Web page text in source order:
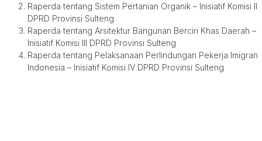
Raperda tentang Sistem Pertanian Organik – Inisiatif Komisi II
DPRD Provinsi Sulteng
Raperda tentang Arsitektur Bangunan Berciri Khas Daerah –
Inisiatif Komisi III DPRD Provinsi Sulteng
Raperda tentang Pelaksanaan Perlindungan Pekerja Imigran
Indonesia – Inisiatif Komisi IV DPRD Provinsi Sulteng